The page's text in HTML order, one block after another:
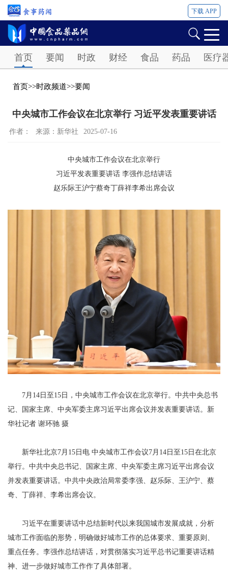
下载 APP
首页 要闻 时政 财经 食品 药品 医疗
首页>>时政频道>>要闻
中央城市工作会议在北京举行 习近平发表重要讲话
作者： 来源：新华社 2025-07-16
中央城市工作会议在北京举行
习近平发表重要讲话 李强作总结讲话
赵乐际王沪宁蔡奇丁薛祥李希出席会议
7月14日至15日，中央城市工作会议在北京举行。中共中央总书
记、国家主席、中央军委主席习近平出席会议并发表重要讲话。新
华社记者 谢环驰 摄
新华社北京7月15日电 中央城市工作会议7月14日至15日在北京
举行。中共中央总书记、国家主席、中央军委主席习近平出席会议
并发表重要讲话。中共中央政治局常委李强、赵乐际、王沪宁、蔡
奇、丁薛祥、李希出席会议。
习近平在重要讲话中总结新时代以来我国城市发展成就，分析
城市工作面临的形势，明确做好城市工作的总体要求、重要原则、
重点任务。李强作总结讲话，对贯彻落实习近平总书记重要讲话精
神、进一步做好城市工作作了具体部署。